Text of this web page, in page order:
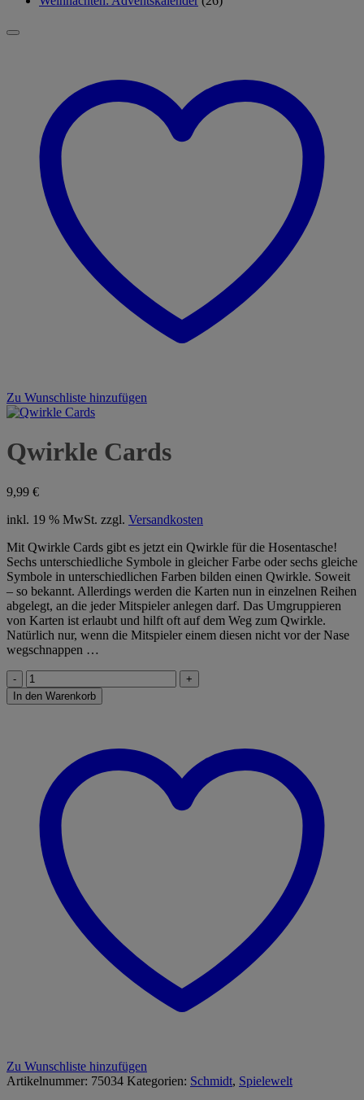
Zu Wunschliste hinzufügen
Qwirkle Cards
9,99 €
inkl. 19 % MwSt. zzgl. Versandkosten
Mit Qwirkle Cards gibt es jetzt ein Qwirkle für die Hosentasche!
Sechs unterschiedliche Symbole in gleicher Farbe oder sechs gleiche
Symbole in unterschiedlichen Farben bilden einen Qwirkle. Soweit
– so bekannt. Allerdings werden die Karten nun in einzelnen Reihen
abgelegt, an die jeder Mitspieler anlegen darf. Das Umgruppieren
von Karten ist erlaubt und hilft oft auf dem Weg zum Qwirkle.
Natürlich nur, wenn die Mitspieler einem diesen nicht vor der Nase
wegschnappen …
Qwirkle
Cards
Menge
In den Warenkorb
Zu Wunschliste hinzufügen
Artikelnummer: 75034 Kategorien: Schmidt, Spielewelt